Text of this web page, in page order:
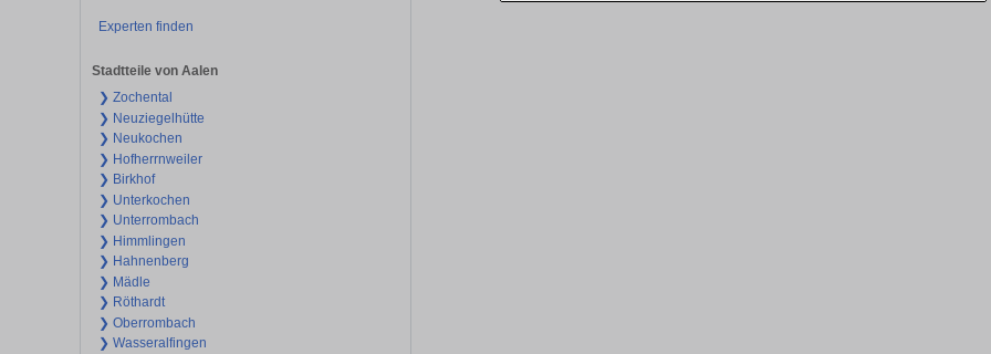
Experten finden
Stadtteile von Aalen
❯ Zochental
❯ Neuziegelhütte
❯ Neukochen
❯ Hofherrnweiler
❯ Birkhof
❯ Unterkochen
❯ Unterrombach
❯ Himmlingen
❯ Hahnenberg
❯ Mädle
❯ Röthardt
❯ Oberrombach
❯ Wasseralfingen